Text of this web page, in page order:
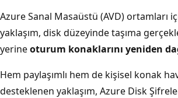
Azure Sanal Masaüstü (AVD) ortamları
yaklaşım, disk düzeyinde taşıma
yerineoturum konaklarını yeniden
Hem paylaşımlı hem de kişisel konak
desteklenen yaklaşım, Azure Disk